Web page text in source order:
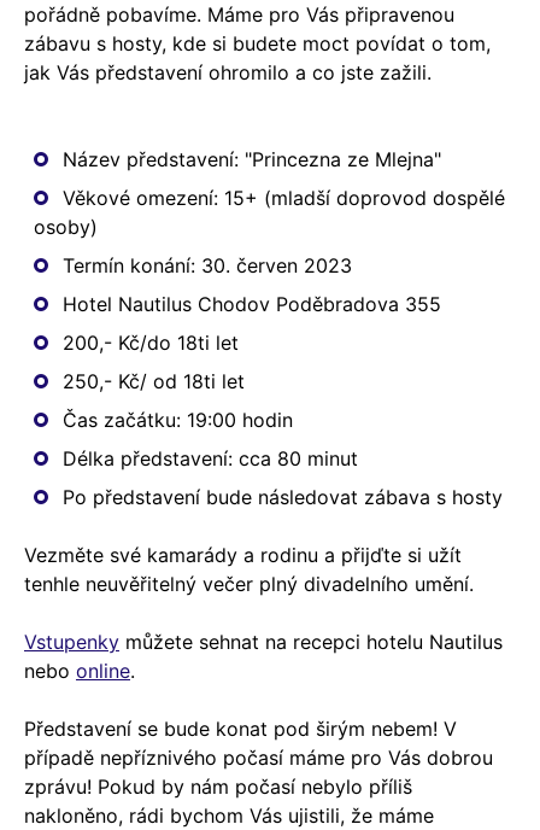
pořádně pobavíme. Máme pro Vás připravenou
zábavu s hosty, kde si budete moct povídat o tom,
jak Vás představení ohromilo a co jste zažili.
Název představení: "Princezna ze Mlejna"
Věkové omezení: 15+ (mladší doprovod dospělé
osoby)
Termín konání: 30. červen 2023
Hotel Nautilus Chodov Poděbradova 355
200,- Kč/do 18ti let
250,- Kč/ od 18ti let
Čas začátku: 19:00 hodin
Délka představení: cca 80 minut
Po představení bude následovat zábava s hosty
Vezměte své kamarády a rodinu a přijďte si užít
tenhle neuvěřitelný večer plný divadelního umění.
Vstupenky můžete sehnat na recepci hotelu Nautilus
nebo online.
Představení se bude konat pod širým nebem! V
případě nepříznivého počasí máme pro Vás dobrou
zprávu! Pokud by nám počasí nebylo příliš
nakloněno, rádi bychom Vás ujistili, že máme